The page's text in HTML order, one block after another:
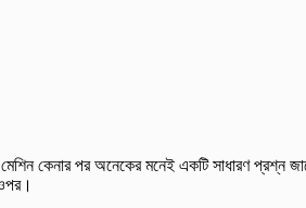
কেনার পর অনেকের মনেই একটি সাধারণ